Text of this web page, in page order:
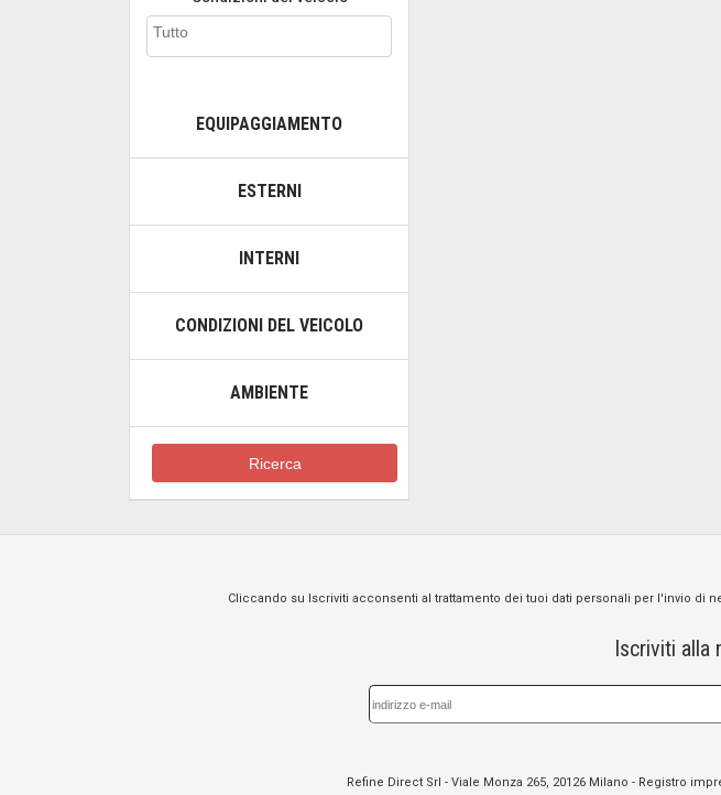
EQUIPAGGIAMENTO
ESTERNI
INTERNI
CONDIZIONI DEL VEICOLO
AMBIENTE
Ricerca
Cliccando su Iscriviti acconsenti al trattamento dei tuoi dati personali per l'invio di
Iscriviti alla
Refine Direct Srl - Viale Monza 265, 20126 Milano - Registro